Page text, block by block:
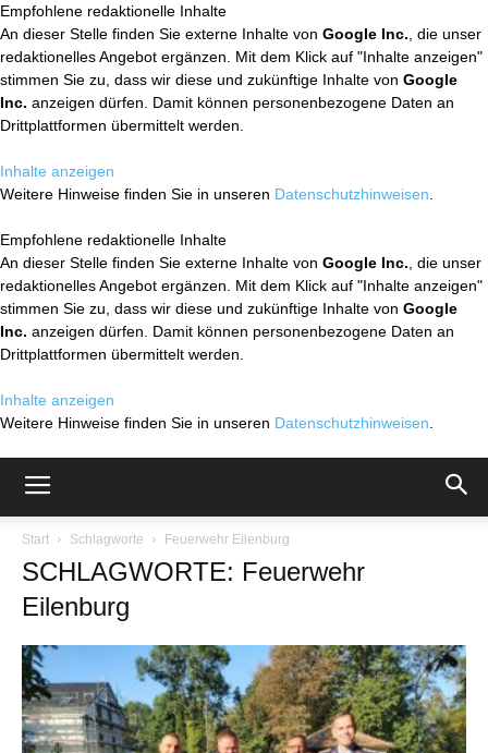
Empfohlene redaktionelle Inhalte
An dieser Stelle finden Sie externe Inhalte von Google Inc. , die unser
redaktionelles Angebot ergänzen. Mit dem Klick auf "Inhalte anzeigen"
stimmen Sie zu, dass wir diese und zukünftige Inhalte von Google
Inc. anzeigen dürfen. Damit können personenbezogene Daten an
Drittplattformen übermittelt werden.
Inhalte anzeigen
Weitere Hinweise finden Sie in unseren Datenschutzhinweisen
Empfohlene redaktionelle Inhalte
An dieser Stelle finden Sie externe Inhalte von Google Inc. , die unser
redaktionelles Angebot ergänzen. Mit dem Klick auf "Inhalte anzeigen"
stimmen Sie zu, dass wir diese und zukünftige Inhalte von Google
Inc. anzeigen dürfen. Damit können personenbezogene Daten an
Drittplattformen übermittelt werden.
Inhalte anzeigen
Weitere Hinweise finden Sie in unseren Datenschutzhinweisen
Start Schlagworte Feuerwehr Eilenburg
SCHLAGWORTE: Feuerwehr
Eilenburg